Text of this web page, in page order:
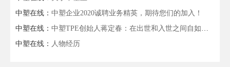
中塑在线： 中塑企业2020诚聘业务精英，期待您们的加入！
中塑在线： 中塑TPE创始人蒋定春：在出世和入世之间自如切换的企业家
中塑在线： 人物经历